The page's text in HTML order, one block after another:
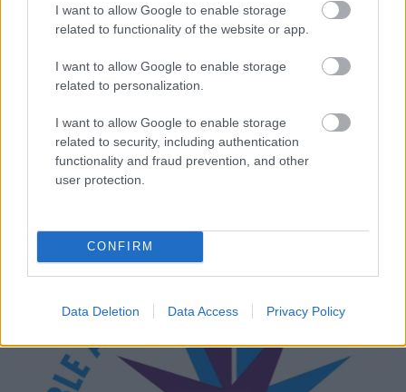
I want to allow Google to enable storage
related to functionality of the website or app.
I want to allow Google to enable storage
related to personalization.
I want to allow Google to enable storage
related to security, including authentication
functionality and fraud prevention, and other
user protection.
CONFIRM
Data Deletion Data Access Privacy Policy